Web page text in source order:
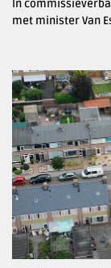
In
met minister Van